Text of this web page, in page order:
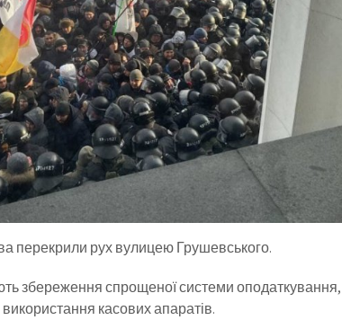
перекрили рух вулицею Грушевського.
збереження спрощеної системи оподаткування,
касових апаратів.